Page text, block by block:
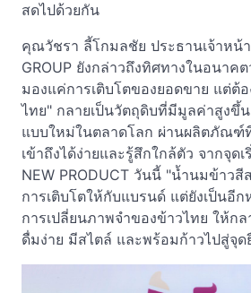
สดไปด้วยกัน
คุณวัชรา ลี้โกมลชัย ประธานเจ้าหน้
GROUP ยังกล่าวถึงทิศทางในอนาค
มองแค่การเติบโตของยอดขาย แต่ต้
ไทย" กลายเป็นวัตถุดิบที่มีมูลค่าสูงขึ้
แบบใหม่ในตลาดโลก ผ่านผลิตภัณฑ์
เข้าถึงได้ง่ายและรู้สึกใกล้ตัว จากจุด
NEW PRODUCT วันนี้ "น้ำนมข้าวสี
การเติบโตให้กับแบรนด์ แต่ยังเป็นอี
การเปลี่ยนภาพจำของข้าวไทย ให้กล
ดื่มง่าย มีสไตล์ และพร้อมก้าวไปสู่จุ